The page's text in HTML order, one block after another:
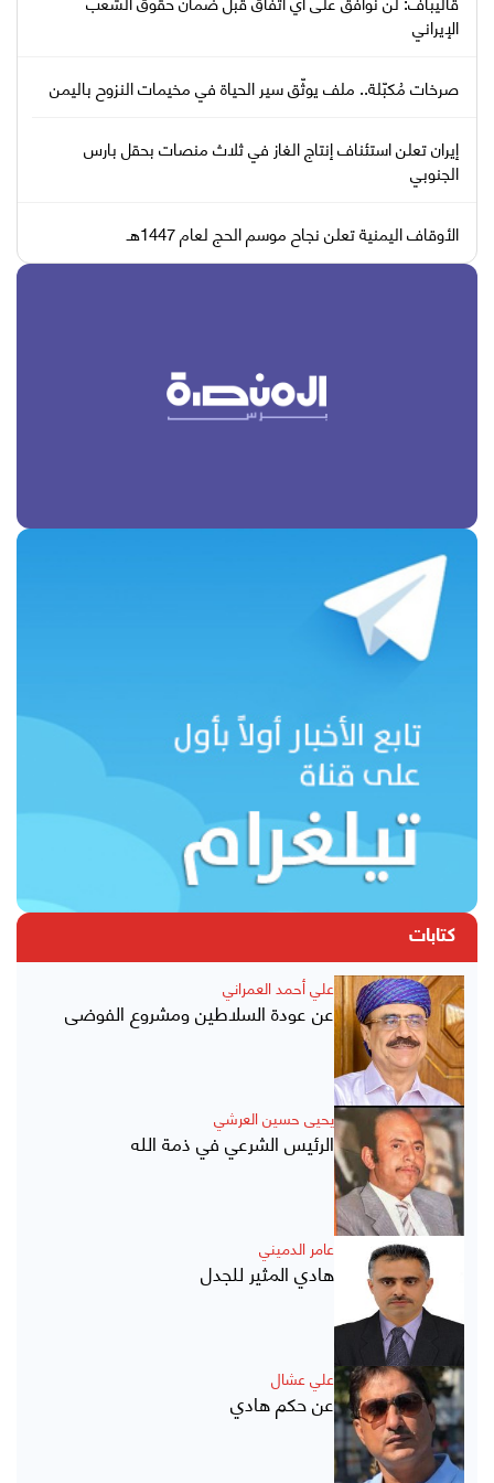
الإيراني
صرخات مُكبّلة.. ملف يوثّق سير الحياة في مخيمات النزوح باليمن
إيران تعلن استئناف إنتاج الغاز في ثلاث منصات بحقل بارس
الجنوبي
الأوقاف اليمنية تعلن نجاح موسم الحج لعام 1447هـ
كتابات
علي أحمد العمراني
عن عودة السلاطين ومشروع الفوضى
يحيى حسين العرشي
الرئيس الشرعي في ذمة الله
عامر الدميني
هادي المثير للجدل
علي عشال
عن حكم هادي